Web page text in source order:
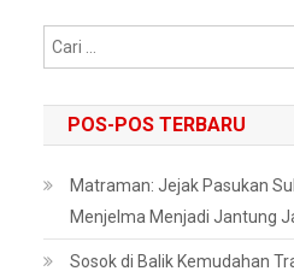
POS-POS TERBARU
Matraman: Jejak Pasukan
Menjelma Menjadi Jantung
Sosok di Balik Kemudahan